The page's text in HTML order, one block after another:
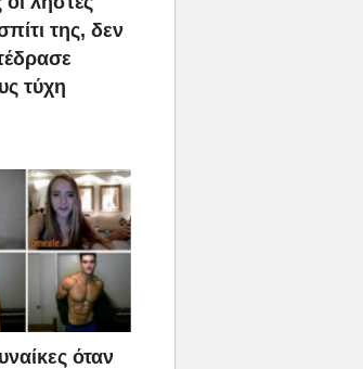
της, δεν
τύχη
όταν